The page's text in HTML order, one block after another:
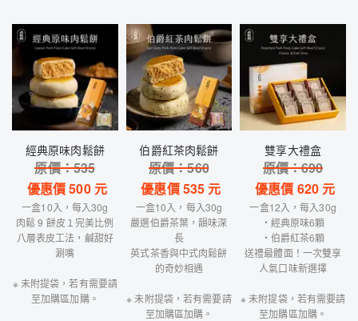
經典原味肉鬆餅
原價：535
優惠價500元
一盒10入，每入30g
肉鬆 9 餅皮１完美比例
八層表皮工法，鹹甜好
涮嘴
※ 未附提袋，若有需要請
至加購區加購。
伯爵紅茶肉鬆餅
原價：560
優惠價535 元
一盒10入，每入30g
嚴選伯爵茶葉，韻味深
長
英式茶香與中式肉鬆餅
的奇妙相遇
※ 未附提袋，若有需要請
至加購區加購。
雙享大禮盒
原價：690
優惠價 620元
一盒12入，每入30g
・經典原味6顆
・伯爵紅茶6顆
送禮最體面！一次雙享
人氣口味新選擇
※ 未附提袋，若有需要請
至加購區加購。